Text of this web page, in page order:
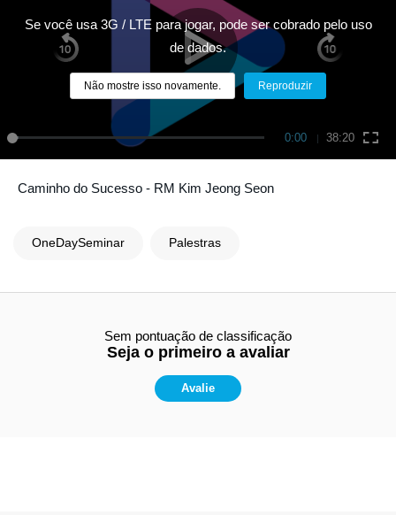
0:00 38:20
Se você usa 3G / LTE para jogar, pode ser cobrado pelo uso
de dados.
Não mostre isso novamente. Reproduzir
Caminho do Sucesso - RM Kim Jeong Seon
OneDaySeminar Palestras
Sem pontuação de classificação
Seja o primeiro a avaliar
Avalie